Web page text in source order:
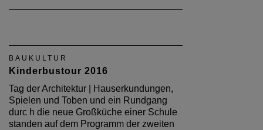
BAUKULTUR
Kinderbustour 2016
Tag der Architektur | Hauserkundungen,
Spielen und Toben und ein Rundgang
durc h die neue Großküche einer Schule
standen auf dem Programm der zweiten